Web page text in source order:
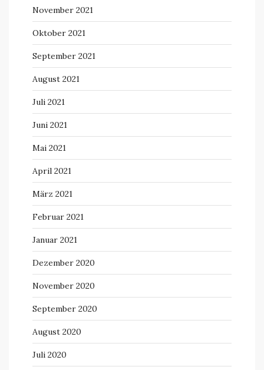
November 2021
Oktober 2021
September 2021
August 2021
Juli 2021
Juni 2021
Mai 2021
April 2021
März 2021
Februar 2021
Januar 2021
Dezember 2020
November 2020
September 2020
August 2020
Juli 2020